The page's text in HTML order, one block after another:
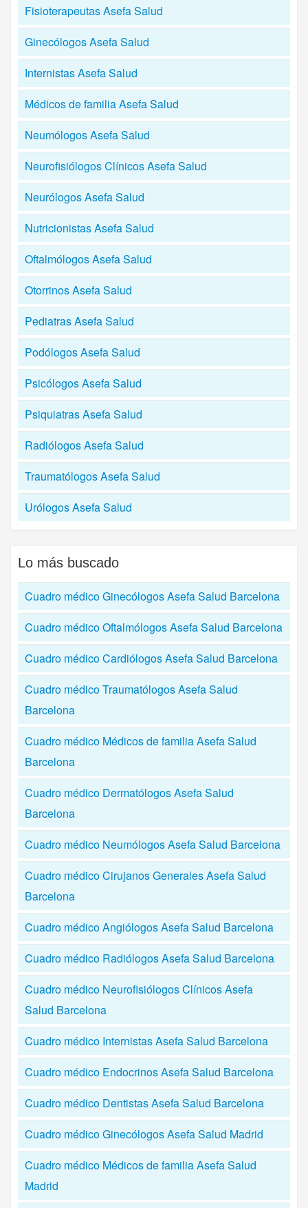
Fisioterapeutas Asefa Salud
Ginecólogos Asefa Salud
Internistas Asefa Salud
Médicos de familia Asefa Salud
Neumólogos Asefa Salud
Neurofisiólogos Clínicos Asefa Salud
Neurólogos Asefa Salud
Nutricionistas Asefa Salud
Oftalmólogos Asefa Salud
Otorrinos Asefa Salud
Pediatras Asefa Salud
Podólogos Asefa Salud
Psicólogos Asefa Salud
Psiquiatras Asefa Salud
Radiólogos Asefa Salud
Traumatólogos Asefa Salud
Urólogos Asefa Salud
Lo más buscado
Cuadro médico Ginecólogos Asefa Salud Barcelona
Cuadro médico Oftalmólogos Asefa Salud Barcelona
Cuadro médico Cardiólogos Asefa Salud Barcelona
Cuadro médico Traumatólogos Asefa Salud
Barcelona
Cuadro médico Médicos de familia Asefa Salud
Barcelona
Cuadro médico Dermatólogos Asefa Salud
Barcelona
Cuadro médico Neumólogos Asefa Salud Barcelona
Cuadro médico Cirujanos Generales Asefa Salud
Barcelona
Cuadro médico Angiólogos Asefa Salud Barcelona
Cuadro médico Radiólogos Asefa Salud Barcelona
Cuadro médico Neurofisiólogos Clínicos Asefa
Salud Barcelona
Cuadro médico Internistas Asefa Salud Barcelona
Cuadro médico Endocrinos Asefa Salud Barcelona
Cuadro médico Dentistas Asefa Salud Barcelona
Cuadro médico Ginecólogos Asefa Salud Madrid
Cuadro médico Médicos de familia Asefa Salud
Madrid